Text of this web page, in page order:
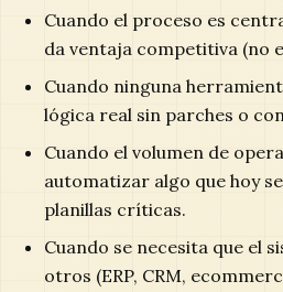
Cuando el proceso es
da ventaja competitiva (no
Cuando ninguna
lógica real sin parches o
Cuando el volumen de
automatizar algo que hoy
planillas críticas.
Cuando se necesita que el
otros (ERP, CRM,